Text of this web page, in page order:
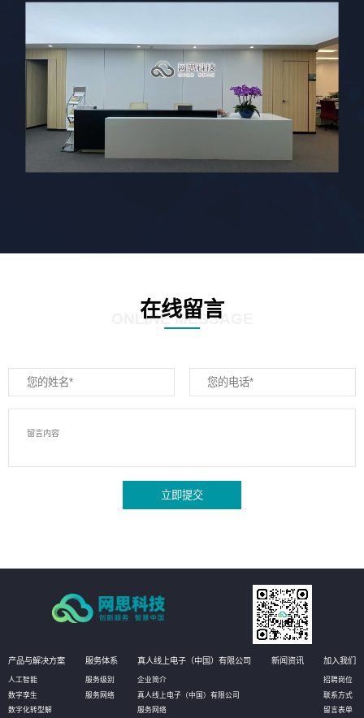
在线留言
ONLINE MESSAGE
立即提交
产品与解决方案
人工智能
数字孪生
数字化转型解
服务体系
服务级别
服务网络
真人线上电子（中国）有限公司
企业简介
真人线上电子（中国）有限公司
服务网络
新闻资讯 加入我们
招聘岗位
联系方式
留言表单